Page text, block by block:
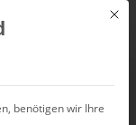
Mit
benötigen wir Ihre